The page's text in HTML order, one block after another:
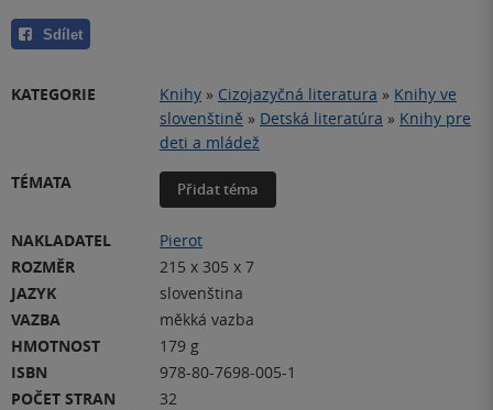
Sdílet
KATEGORIE Knihy » Cizojazyčná literatura » Knihy ve
slovenštině » Detská literatúra » Knihy pre
deti a mládež
TÉMATA
Přidat téma
NAKLADATEL
Pierot
ROZMĚR
215 x 305 x 7
JAZYK
slovenština
VAZBA
měkká vazba
HMOTNOST
179 g
ISBN
978-80-7698-005-1
POČET STRAN
32